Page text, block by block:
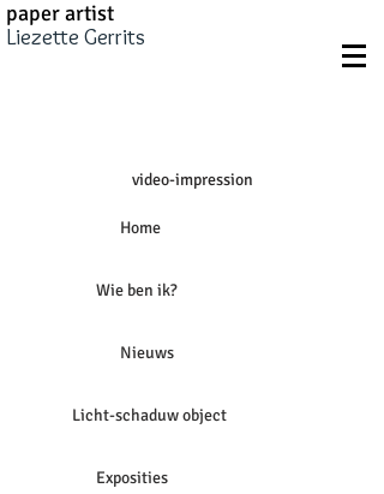
Liezette Gerrits
paper artist
video-impression
Home
Wie ben ik?
Nieuws
Licht-schaduw object
Exposities